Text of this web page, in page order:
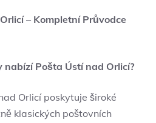
– Kompletní Průvodce
nabízí Pošta Ústí nad Orlicí?
Orlicí poskytuje široké
klasických poštovních